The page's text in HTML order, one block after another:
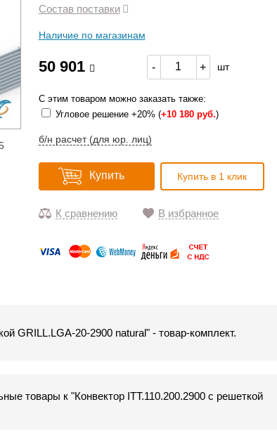
Состав поставки
Наличие по магазинам
50 901 - + шт
С этим товаром можно заказать также:
Угловое решение +20% (+10 180 руб.)
б/н расчет (для юр. лиц)
Купить Купить в 1 клик
К сравнению В избранное
GRILL.LGA-20-2900 natural" - товар-комплект.
товары к "Конвектор ITT.110.200.2900 с решеткой